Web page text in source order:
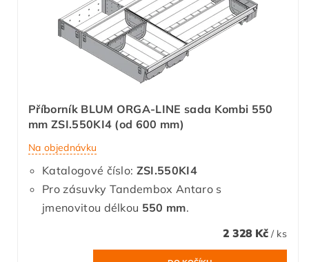
Příborník BLUM ORGA-LINE sada Kombi 550
mm ZSI.550KI4 (od 600 mm)
Na objednávku
Katalogové číslo: ZSI.550KI4
Pro zásuvky Tandembox Antaro s
jmenovitou délkou 550 mm.
2 328 Kč / ks